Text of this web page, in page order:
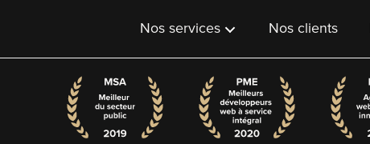
Nos services Nos clients